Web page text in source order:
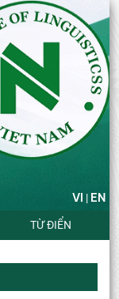
VI | EN
TỪ ĐIỂN